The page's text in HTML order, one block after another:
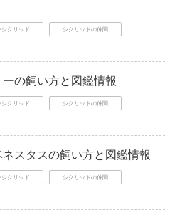
シクリッド シクリッドの仲間
の飼い方と図鑑情報
シクリッド シクリッドの仲間
スタスの飼い方と図鑑情報
シクリッド シクリッドの仲間